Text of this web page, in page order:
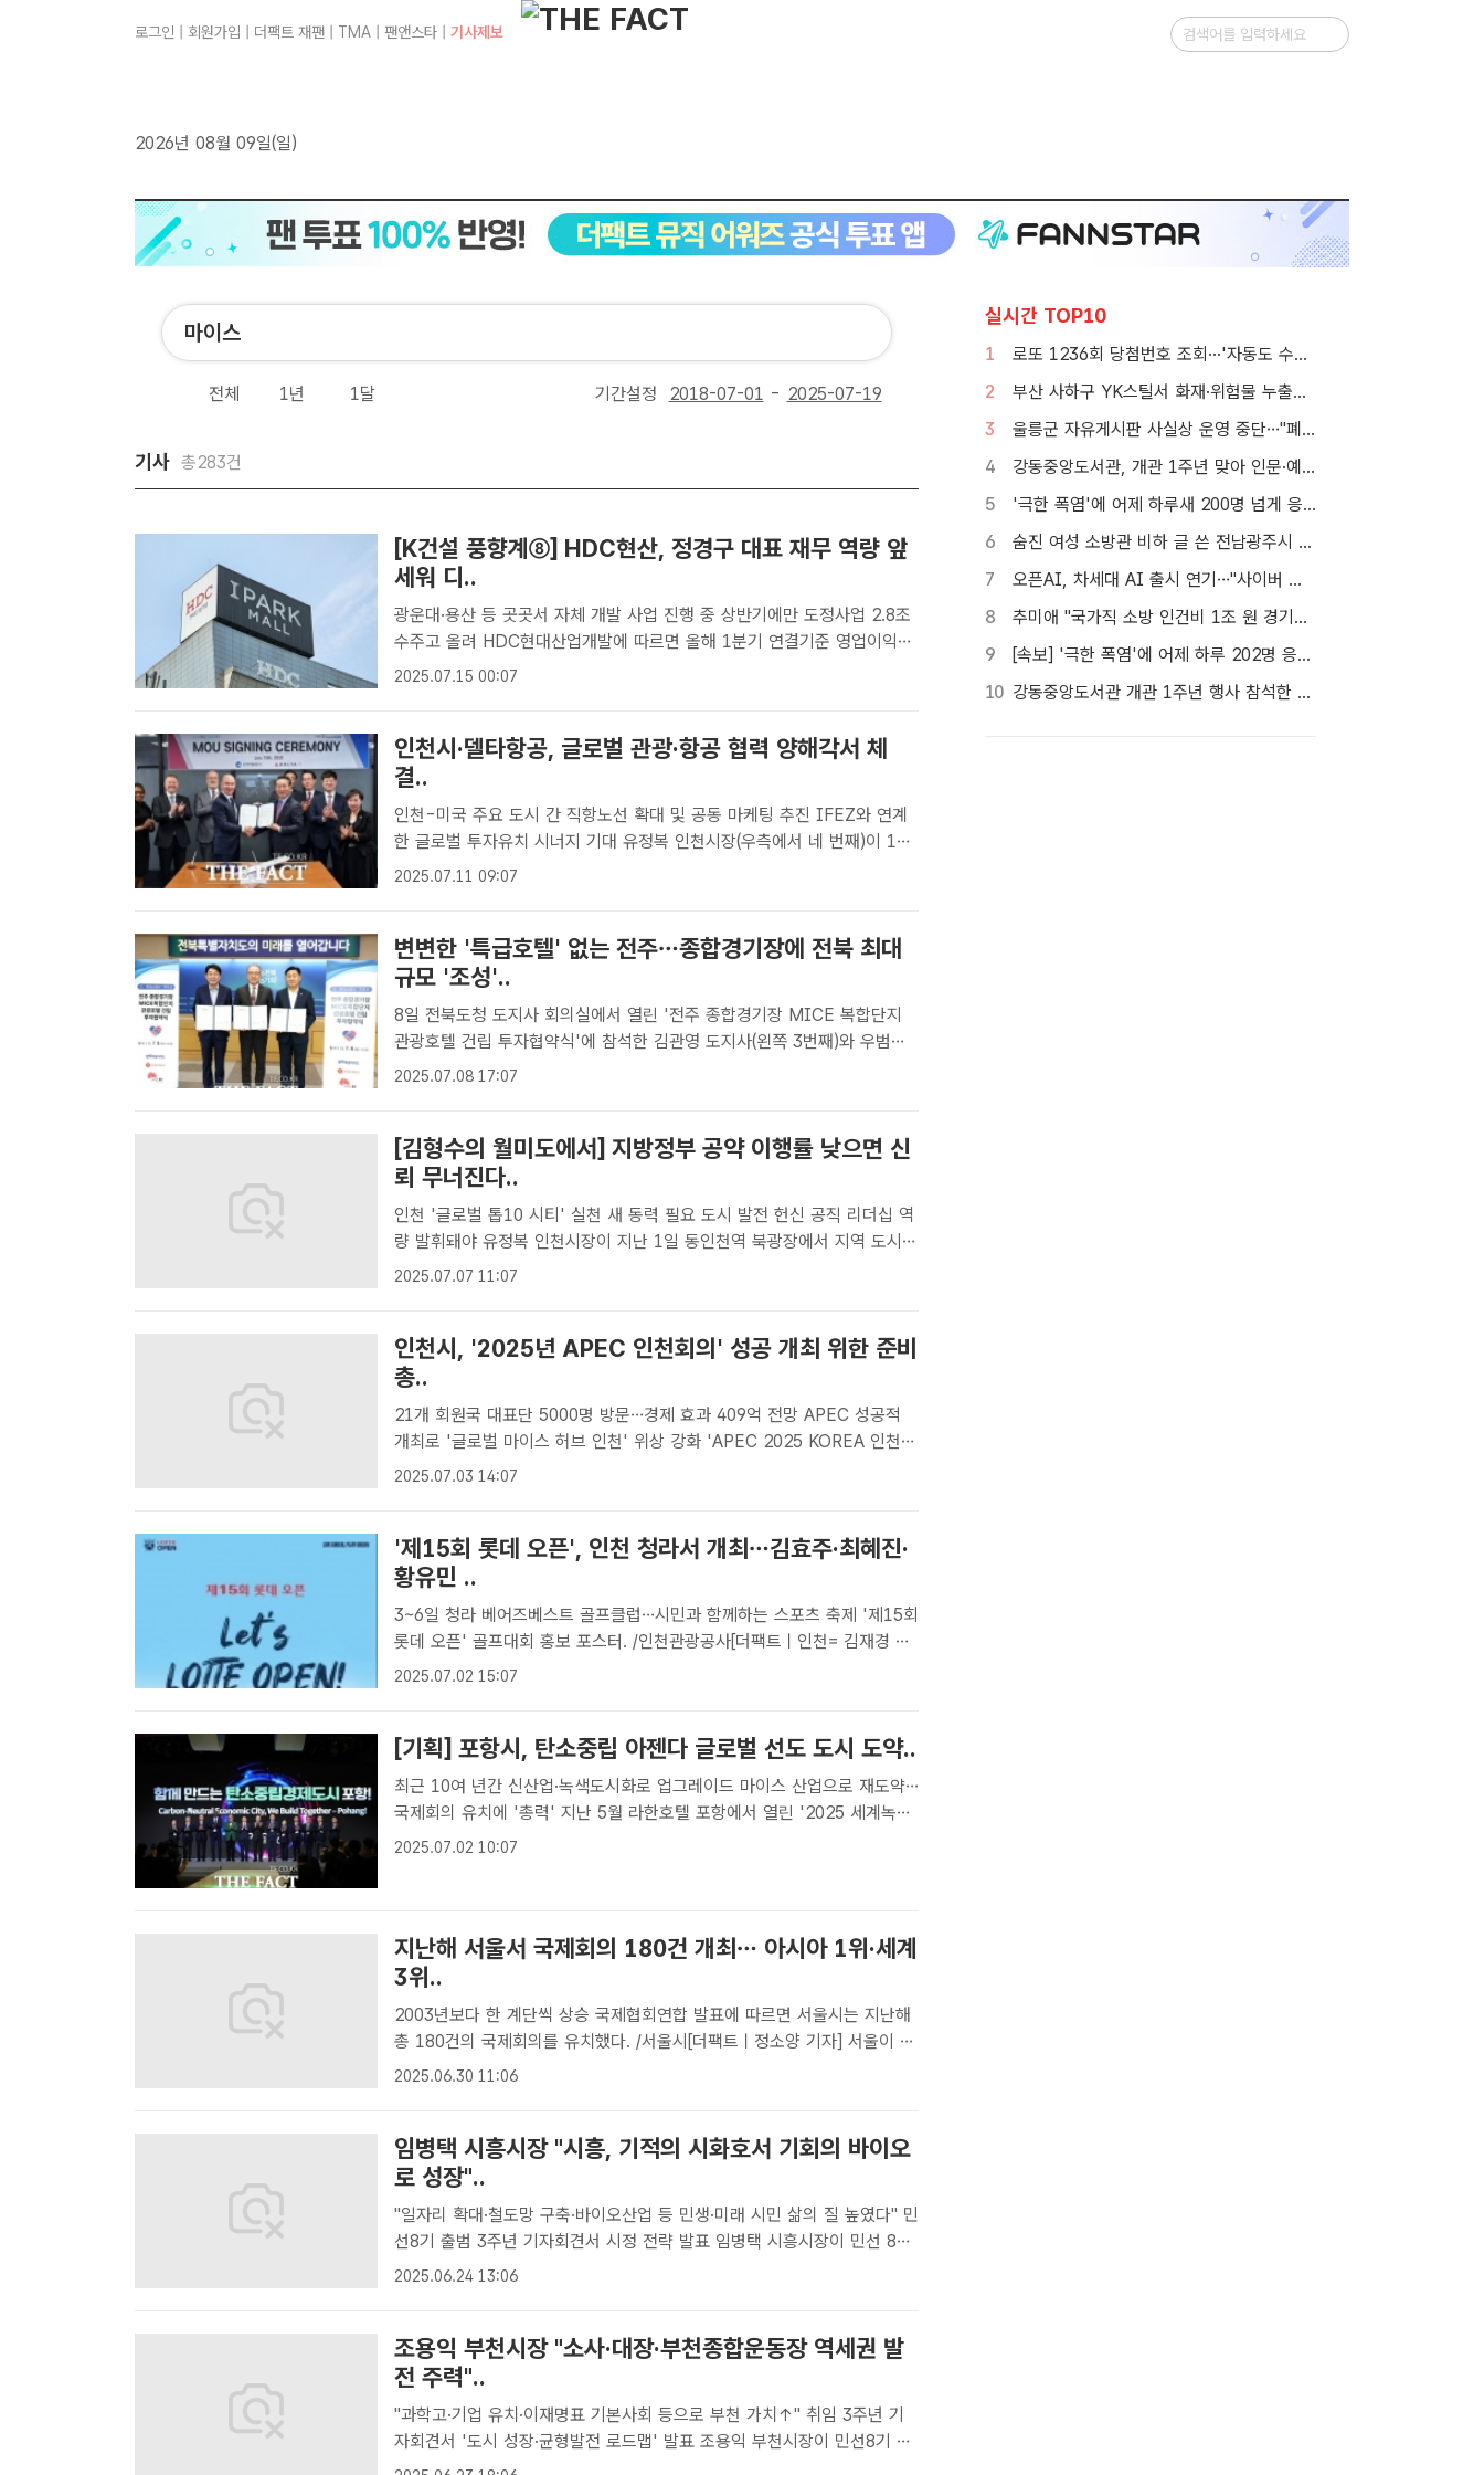
로그인 회원가입 더팩트 재팬 TMA 팬앤스타 기사제보
2026년 08월 09일(일)
전체 1년 1달 기간설정 -
기사 총283건
[K건설 풍향계⑧] HDC현산, 정경구 대표 재무 역량 앞
세워 디..
광운대·용산 등 곳곳서 자체 개발 사업 진행 중 상반기에만 도정사업 2.8조
수주고 올려 HDC현대산업개발에 따르면 올해 1분기 연결기준 영업이익은
전년 동기 대비 29.8% 증가한 539억9900만원으로 잠정 집계됐다. /더팩
2025.07.15 00:07
인천시·델타항공, 글로벌 관광·항공 협력 양해각서 체
결..
인천-미국 주요 도시 간 직항노선 확대 및 공동 마케팅 추진 IFEZ와 연계
한 글로벌 투자유치 시너지 기대 유정복 인천시장(우측에서 네 번째)이 10
일(현지시각) 미국 애틀란타 델타항공 본사에서 열린 '인천시-델타항공 글
2025.07.11 09:07
변변한 '특급호텔' 없는 전주…종합경기장에 전북 최대
규모 '조성'..
8일 전북도청 도지사 회의실에서 열린 '전주 종합경기장 MICE 복합단지
관광호텔 건립 투자협약식'에 참석한 김관영 도지사(왼쪽 3번째)와 우범기
전북 전주시장(왼쪽 첫번째), 정준호 롯데쇼핑 대표가 기념촬영을 하고 있
2025.07.08 17:07
[김형수의 월미도에서] 지방정부 공약 이행률 낮으면 신
뢰 무너진다..
인천 '글로벌 톱10 시티' 실천 새 동력 필요 도시 발전 헌신 공직 리더십 역
량 발휘돼야 유정복 인천시장이 지난 1일 동인천역 북광장에서 지역 도시개
발 사업을 점검하고 있다. /인천시[더팩트ㅣ인천=김형수 선임기자] 유정복
2025.07.07 11:07
인천시, '2025년 APEC 인천회의' 성공 개최 위한 준비
총..
21개 회원국 대표단 5000명 방문…경제 효과 409억 전망 APEC 성공적
개최로 '글로벌 마이스 허브 인천' 위상 강화 'APEC 2025 KOREA 인천회
의' 홍보 이미지. /인천시[더팩트ㅣ인천= 김재경기자] 인천시는 2025년 아
2025.07.03 14:07
'제15회 롯데 오픈', 인천 청라서 개최…김효주·최혜진·
황유민 ..
3~6일 청라 베어즈베스트 골프클럽…시민과 함께하는 스포츠 축제 '제15회
롯데 오픈' 골프대회 홍보 포스터. /인천관광공사[더팩트ㅣ인천= 김재경 기
자] 올해로 15회째를 맞은 '롯데 오픈' 골프대회가 인천 청라 베어즈베스트
2025.07.02 15:07
[기획] 포항시, 탄소중립 아젠다 글로벌 선도 도시 도약..
최근 10여 년간 신산업·녹색도시화로 업그레이드 마이스 산업으로 재도약…
국제회의 유치에 '총력' 지난 5월 라한호텔 포항에서 열린 '2025 세계녹색
성장포럼'. /포항시[더팩트ㅣ포항=박진홍 기자] 경북 포항시가 '탄소중립'과
2025.07.02 10:07
지난해 서울서 국제회의 180건 개최… 아시아 1위·세계
3위..
2003년보다 한 계단씩 상승 국제협회연합 발표에 따르면 서울시는 지난해
총 180건의 국제회의를 유치했다. /서울시[더팩트ㅣ정소양 기자] 서울이 지
난해 전 세계에서 국제회의를 세 번째로 많이 개최한 도시로 꼽혔다.30일
2025.06.30 11:06
임병택 시흥시장 "시흥, 기적의 시화호서 기회의 바이오
로 성장"..
"일자리 확대·철도망 구축·바이오산업 등 민생·미래 시민 삶의 질 높였다" 민
선8기 출범 3주년 기자회견서 시정 전략 발표 임병택 시흥시장이 민선 8기
3주년 기자회견서 발표하고 있다. /시흥시[더팩트｜시흥=김동선 기자] 임병
2025.06.24 13:06
조용익 부천시장 "소사·대장·부천종합운동장 역세권 발
전 주력"..
"과학고·기업 유치·이재명표 기본사회 등으로 부천 가치↑" 취임 3주년 기
자회견서 '도시 성장·균형발전 로드맵' 발표 조용익 부천시장이 민선8기 3
주년 기자회견을 열고 부천 발전 로드맵을 발표하고 있다./부천시[더팩트｜
실시간 TOP10
1
로또 1236회 당첨번호 조회···'자동도 수동도 5명씩 같네'
2
부산 사하구 YK스틸서 화재·위험물 누출…소방 대응 1단계 발령
3
울릉군 자유게시판 사실상 운영 중단…"폐쇄" vs "소통창구 지켜야"
4
강동중앙도서관, 개관 1주년 맞아 인문·예술 행사 마련 [TF사진관]
5
'극한 폭염'에 어제 하루새 200명 넘게 응급실행…3명 사망
6
숨진 여성 소방관 비하 글 쓴 전남광주시 공무원 입건
7
오픈AI, 차세대 AI 출시 연기…"사이버 공격 등 보안 위험"
8
추미애 "국가직 소방 인건비 1조 원 경기도가 대납…재정개혁 시급"
9
[속보] '극한 폭염'에 어제 하루 202명 응급실행…3명 사망
10
강동중앙도서관 개관 1주년 행사 참석한 이수희 강동구청장 [포토]